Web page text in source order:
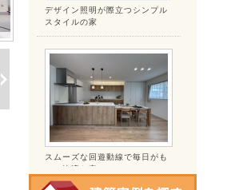
デザイン照明が際立つシンプル
スタイルの家
スムーズな回遊動線で毎日がも
っと快適な家